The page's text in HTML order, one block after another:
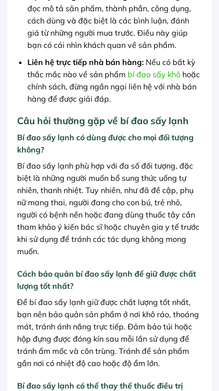
đọc mô tả sản phẩm, thành phần, công dụng,
cách dùng và đặc biệt là các bình luận, đánh
giá từ những người mua trước. Điều này giúp
bạn có cái nhìn khách quan về sản phẩm.
Liên hệ trực tiếp nhà bán hàng:Nếu có bất kỳ
thắc mắc nào về sản phẩm bí đao sấy khôhoặc
chính sách, đừng ngần ngại liên hệ với nhà bán
hàng để được giải đáp.
Câu hỏi thường gặp về bí đao sấy lạnh
Bí đao sấy lạnh có dùng được cho mọi đối tượng
không?
Bí đao sấy lạnh phù hợp với đa số đối tượng, đặc
biệt là những người muốn bổ sung thức uống tự
nhiên, thanh nhiệt. Tuy nhiên, như đã đề cập, phụ
nữ mang thai, người đang cho con bú, trẻ nhỏ,
người có bệnh nền hoặc đang dùng thuốc tây cần
tham khảo ý kiến bác sĩ hoặc chuyên gia y tế trước
khi sử dụng để tránh các tác dụng không mong
muốn.
Cách bảo quản bí đao sấy lạnh để giữ được chất
lượng tốt nhất?
Để bí đao sấy lạnh giữ được chất lượng tốt nhất,
bạn nên bảo quản sản phẩm ở nơi khô ráo, thoáng
mát, tránh ánh nắng trực tiếp. Đảm bảo túi hoặc
hộp đựng được đóng kín sau mỗi lần sử dụng để
tránh ẩm mốc và côn trùng. Tránh để sản phẩm
gần nơi có nhiệt độ cao hoặc độ ẩm lớn.
Bí đao sấy lạnh có thể thay thế thuốc điều trị